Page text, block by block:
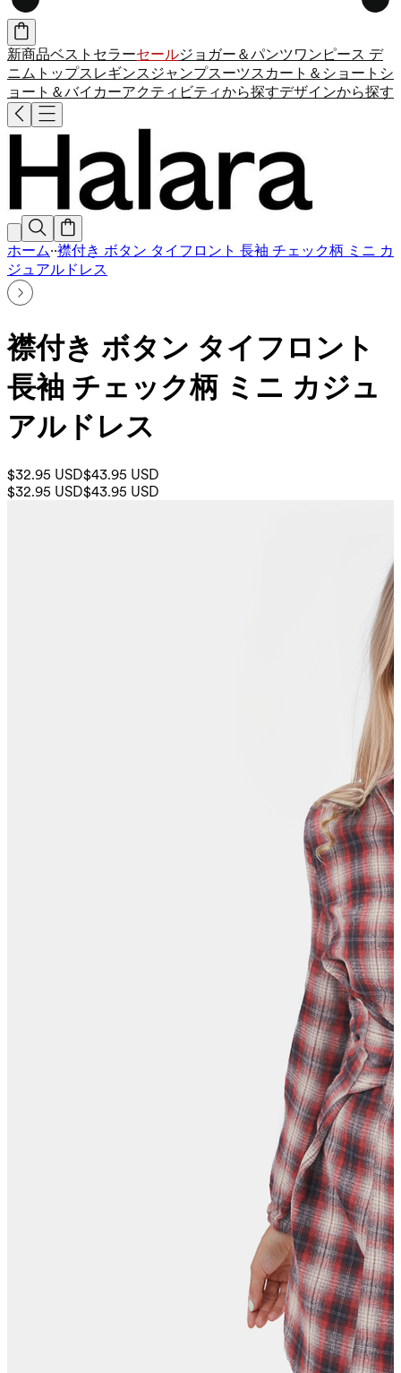
新商品ベストセラーセールジョガー＆パンツワンピース デ
ニム トップス レギンス ジャンプスーツスカート＆ショート シ
ョート＆バイカーアクティビティから探すデザインから探す
ホーム··襟付き ボタン タイフロント 長袖 チェック柄 ミニ カ
ジュアルドレス
襟付き ボタン タイフロント
長袖 チェック柄 ミニ カジュ
アルドレス
$32.95 USD$43.95 USD
$32.95 USD$43.95 USD